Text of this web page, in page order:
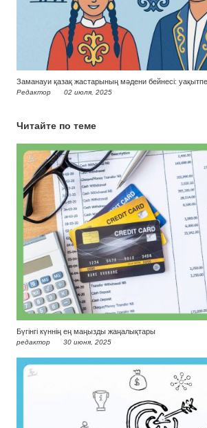
Заманауи қазақ жастарының мәдени бейнесі:
Редактор 02 июля, 2025
Читайте по теме
Бүгінгі күннің ең маңызды жаңалықтары
редактор 30 июня, 2025